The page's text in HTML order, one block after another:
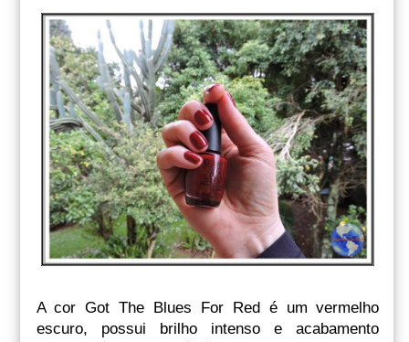
A cor Got The Blues For Red é um vermelho
escuro, possui brilho intenso e acabamento